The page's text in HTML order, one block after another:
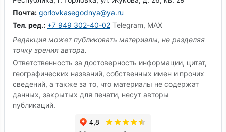
Почта: gorlovkasegodnya@ya.ru
Тел. ред.: +7 949 302-40-02 Telegram, MAX
Редакция может публиковать материалы, не разделяя
точку зрения автора.
Ответственность за достоверность информации, цитат,
географических названий, собственных имен и прочих
сведений, а также за то, что материалы не содержат
данных, закрытых для печати, несут авторы
публикаций.